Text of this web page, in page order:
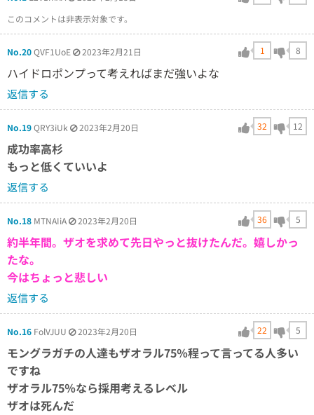
このコメントは非表示対象です。
No.20QVF1UoE 2023年2月21日 1 8
ハイドロポンプって考えればまだ強いよな
返信する
No.19QRY3iUk 2023年2月20日 32 12
成功率高杉
もっと低くていいよ
返信する
No.18 MTNAIiA 2023年2月20日 36 5
約半年間。ザオを求めて先日やっと抜けたんだ。嬉しかっ
たな。
今はちょっと悲しい
返信する
No.16 FolVJUU 2023年2月20日 22 5
モングラガチの人達もザオラル75％程って言ってる人多い
ですね
ザオラル75％なら採用考えるレベル
ザオは死んだ